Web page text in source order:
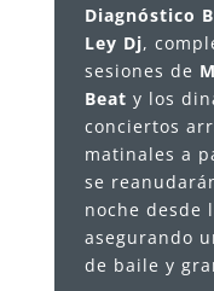
Diagnóstico
Ley Dj,
sesiones de
Beat y los
conciertos
matinales a
se
noche desde
asegurando
de baile y